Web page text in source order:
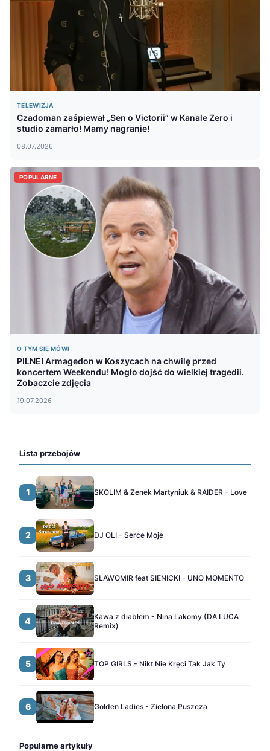
TELEWIZJA
Czadoman zaśpiewał „Sen o Victorii” w Kanale Zero i
studio zamarło! Mamy nagranie!
08.07.2026
POPULARNE
O TYM SIĘ MÓWI
PILNE! Armagedon w Koszycach na chwilę przed
koncertem Weekendu! Mogło dojść do wielkiej tragedii.
Zobaczcie zdjęcia
19.07.2026
Lista przebojów
1 SKOLIM & Zenek Martyniuk & RAIDER - Love
2 DJ OLI - Serce Moje
3 SŁAWOMIR feat SIENICKI - UNO MOMENTO
4
Kawa z diabłem - Nina Lakomy (DA LUCA
Remix)
5 TOP GIRLS - Nikt Nie Kręci Tak Jak Ty
6 Golden Ladies - Zielona Puszcza
Popularne artykuły